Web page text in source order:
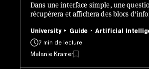
Dans une interface simple, une
récupérera et affichera des blocs
demande de texte.
University Guide
Artificial
7 min de lecture
Melanie Kramer